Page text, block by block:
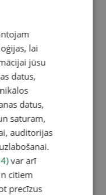
lai
jūsu
datus,
datus,
saturam,
auditorijas
var arī
citiem
precīzus